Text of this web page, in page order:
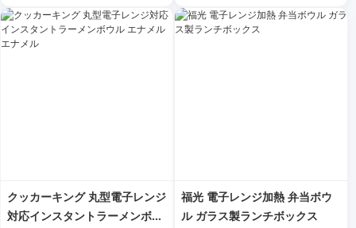
ンご飯家庭用
スタイル ホームデコレーション
キャラクター プラスチックハン
クッカーキング 丸型電子レンジ
対応インスタントラーメンボウ
福光 電子レンジ加熱 弁当ボウ
ル ガラス製ランチボックス